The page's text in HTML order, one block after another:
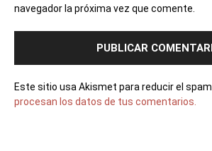
navegador la próxima vez que comente.
Este sitio usa Akismet para reducir el spam.
procesan los datos de tus comentarios.